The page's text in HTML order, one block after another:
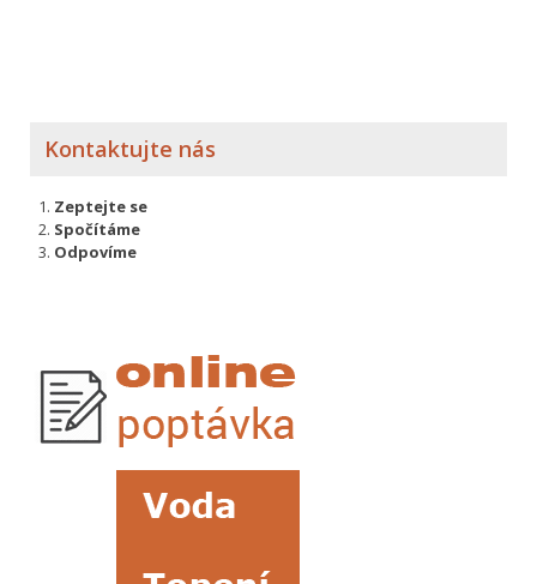
Kontaktujte nás
Zeptejte se
Spočítáme
Odpovíme